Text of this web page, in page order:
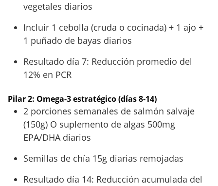
vegetales diarios
Incluir 1 cebolla (cruda o cocinada) + 1 ajo +
1 puñado de bayas diarios
Resultado día 7: Reducción promedio del
12% en PCR
Pilar 2: Omega-3 estratégico (días 8-14)
2 porciones semanales de salmón salvaje
(150g) O suplemento de algas 500mg
EPA/DHA diarios
Semillas de chía 15g diarias remojadas
Resultado día 14: Reducción acumulada del